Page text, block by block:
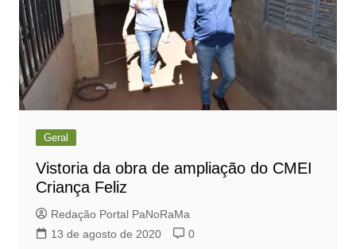
Geral
Vistoria da obra de ampliação do CMEI
Criança Feliz
Redação Portal PaNoRaMa
13 de agosto de 2020
0